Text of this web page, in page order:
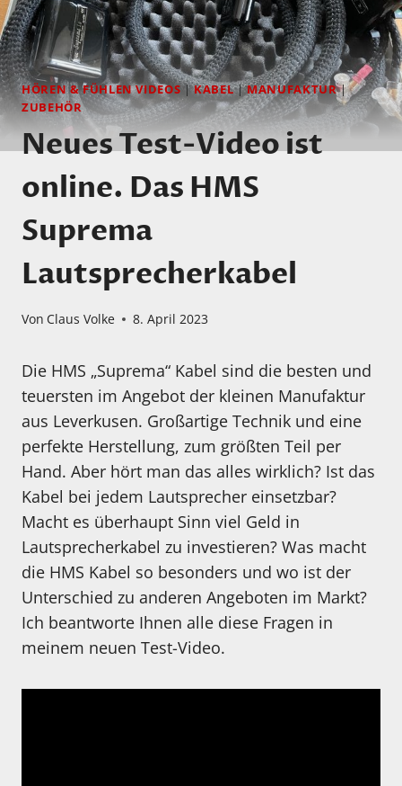
HÖREN & FÜHLEN VIDEOS|KABEL|MANUFAKTUR|
ZUBEHÖR
Neues Test-Video ist
online. Das HMS
Suprema
Lautsprecherkabel
Von Claus Volke 8. April 2023
Die HMS „Suprema“ Kabel sind die besten und
teuersten im Angebot der kleinen Manufaktur
aus Leverkusen. Großartige Technik und eine
perfekte Herstellung, zum größten Teil per
Hand. Aber hört man das alles wirklich? Ist das
Kabel bei jedem Lautsprecher einsetzbar?
Macht es überhaupt Sinn viel Geld in
Lautsprecherkabel zu investieren? Was macht
die HMS Kabel so besonders und wo ist der
Unterschied zu anderen Angeboten im Markt?
Ich beantworte Ihnen alle diese Fragen in
meinem neuen Test-Video.